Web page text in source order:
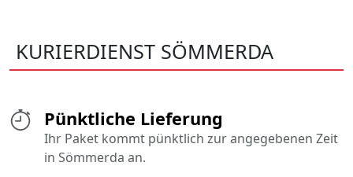
KURIERDIENST SÖMMERDA
Pünktliche Lieferung
Ihr Paket kommt pünktlich zur angegebenen Zeit
in Sömmerda an.